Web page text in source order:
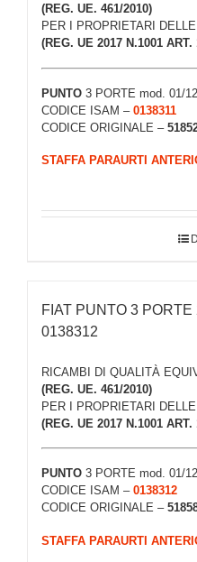
(REG. UE. 461/2010)
PER I PROPRIETARI
(REG. UE 2017 N.1001 ART.
PUNTO 3 PORTE mod. 01/
CODICE ISAM – 0138311
CODICE ORIGINALE –
STAFFA PARAURTI
FIAT PUNTO 3
0138312
RICAMBI DI QUALITÀ
(REG. UE. 461/2010)
PER I PROPRIETARI
(REG. UE 2017 N.1001 ART.
PUNTO 3 PORTE mod. 01/
CODICE ISAM – 0138312
CODICE ORIGINALE –
STAFFA PARAURTI